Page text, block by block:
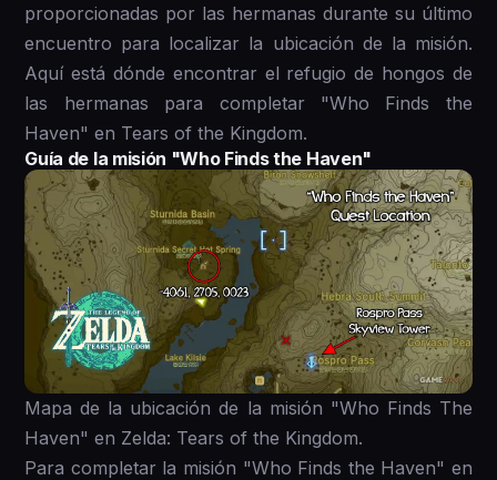
proporcionadas por las hermanas durante su último
encuentro para localizar la ubicación de la misión.
Aquí está dónde encontrar el refugio de hongos de
las hermanas para completar "Who Finds the
Haven" en Tears of the Kingdom.
Guía de la misión "Who Finds the Haven"
Mapa de la ubicación de la misión "Who Finds The
Haven" en Zelda: Tears of the Kingdom.
Para completar la misión "Who Finds the Haven" en